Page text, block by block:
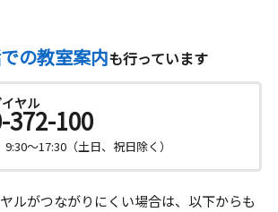
の教室案内も行っています
ヤル
372-100
9:30～17:30（土日、祝日除く）
ルがつながりにくい場合は、以下からも